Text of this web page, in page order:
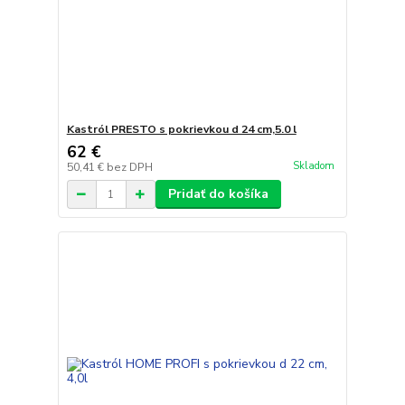
Kastról PRESTO s pokrievkou d 24 cm,5.0 l
62 €
50,41 € bez DPH Skladom
Pridať do košíka